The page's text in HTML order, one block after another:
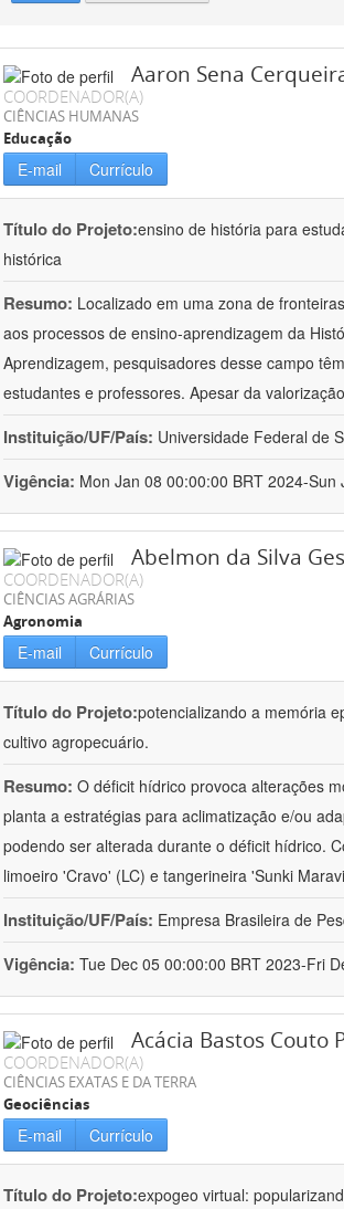
Aaron Sena
COORDENADOR(A)
CIÊNCIAS HUMANAS
Educação
E-mail Currículo
Título do Projeto:ensino de história para
histórica
Resumo: Localizado em uma zona de
aos processos de ensino-aprendizagem da
Aprendizagem, pesquisadores desse campo
estudantes e professores. Apesar da
Instituição/UF/País: Universidade Federal de
Vigência: Mon Jan 08 00:00:00 BRT 2024-
Abelmon da Silva
COORDENADOR(A)
CIÊNCIAS AGRÁRIAS
Agronomia
E-mail Currículo
Título do Projeto:potencializando a memória
cultivo agropecuário.
Resumo: O déficit hídrico provoca alterações
planta a estratégias para aclimatização e/ou
podendo ser alterada durante o déficit hídrico.
limoeiro 'Cravo' (LC) e tangerineira 'Sunki
Instituição/UF/País: Empresa Brasileira de
Vigência: Tue Dec 05 00:00:00 BRT 2023-Fri
Acácia Bastos Couto
COORDENADOR(A)
CIÊNCIAS EXATAS E DA TERRA
Geociências
E-mail Currículo
Título do Projeto:expogeo virtual: